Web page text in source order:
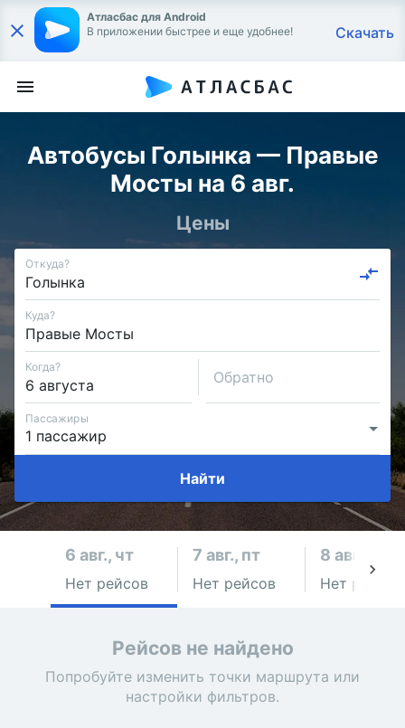
Атласбас для Android
В приложении быстрее и еще удобнее!
Скачать
Автобусы Голынка — Правые
Мосты на 6 авг.
Цены
Откуда?
Куда?
Когда?
Обратно
Пассажиры
Найти
6 авг., чт
Нет рейсов
7 авг., пт
Нет рейсов
8 авг., сб
Нет рейсов
Рейсов не найдено
Попробуйте изменить точки маршрута или
настройки фильтров.